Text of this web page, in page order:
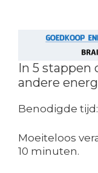
In 5 stappen
andere
Benodigde tijd:
Moeiteloos
10 minuten.